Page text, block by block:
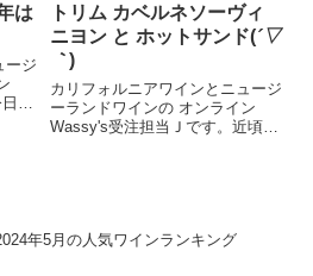
は
ージ
は
トリム カベルネソーヴィ
ニヨン と ホットサンド(´▽
｀)
カリフォルニアワインとニュージ
ーランドワインの オンライン
Wassy's受注担当Ｊです。近頃の
年5月の人気ワインランキング